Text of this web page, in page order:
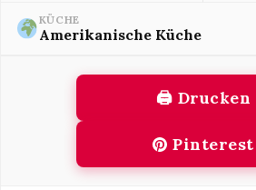
KÜCHE
Amerikanische Küche
🖨 Drucken
Pinterest